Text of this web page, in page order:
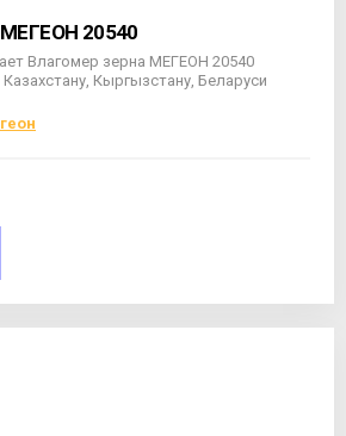
МЕГЕОН 20540
Влагомер зерна МЕГЕОН 20540
Кыргызстану, Беларуси